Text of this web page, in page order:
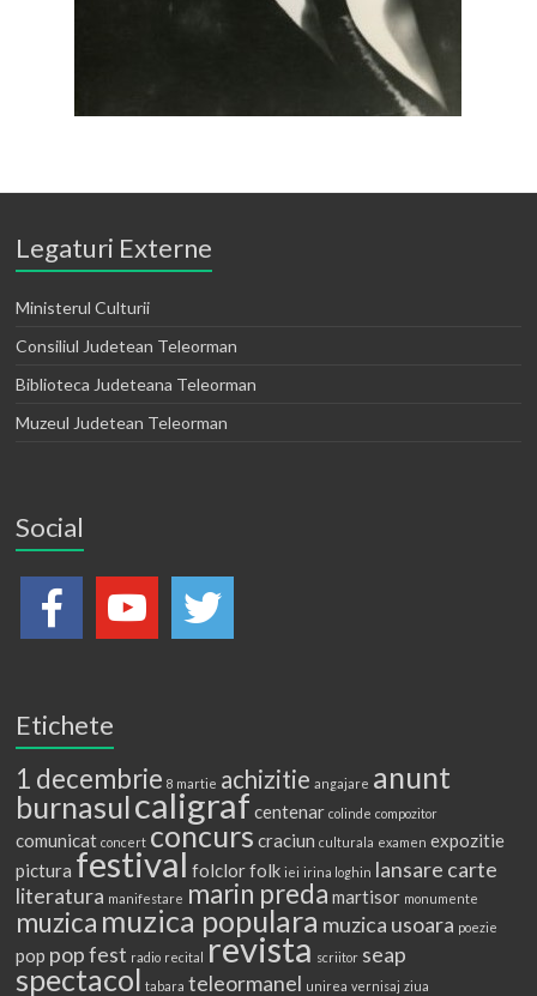
Legaturi Externe
Ministerul Culturii
Consiliul Judetean Teleorman
Biblioteca Judeteana Teleorman
Muzeul Judetean Teleorman
Social
Etichete
1 decembrie 8 martie achizitie angajare anunt
burnasulcaligraf centenar colinde compozitor
comunicat concert concurs craciun culturala examen expozitie
pictura festival folclorfolk iei irina loghin lansare carte
literatura manifestare marin preda martisor monumente
muzica muzica populara muzica usoara poezie
pop pop fest radio recital revista scriitor seap
spectacol tabara teleormanel unirea vernisaj ziua